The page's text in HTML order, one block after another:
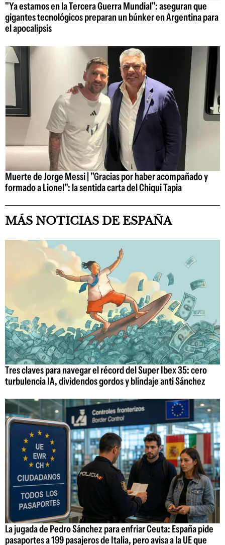
"Ya estamos en la Tercera Guerra Mundial": aseguran que
gigantes tecnológicos preparan un búnker en Argentina para
el apocalipsis
Muerte de Jorge Messi | "Gracias por haber acompañado y
formado a Lionel": la sentida carta del Chiqui Tapia
MÁS NOTICIAS DE ESPAÑA
Tres claves para navegar el récord del Super Ibex 35: cero
turbulencia IA, dividendos gordos y blindaje anti Sánchez
La jugada de Pedro Sánchez para enfriar Ceuta: España pide
pasaportes a 199 pasajeros de Italia, pero avisa a la UE que